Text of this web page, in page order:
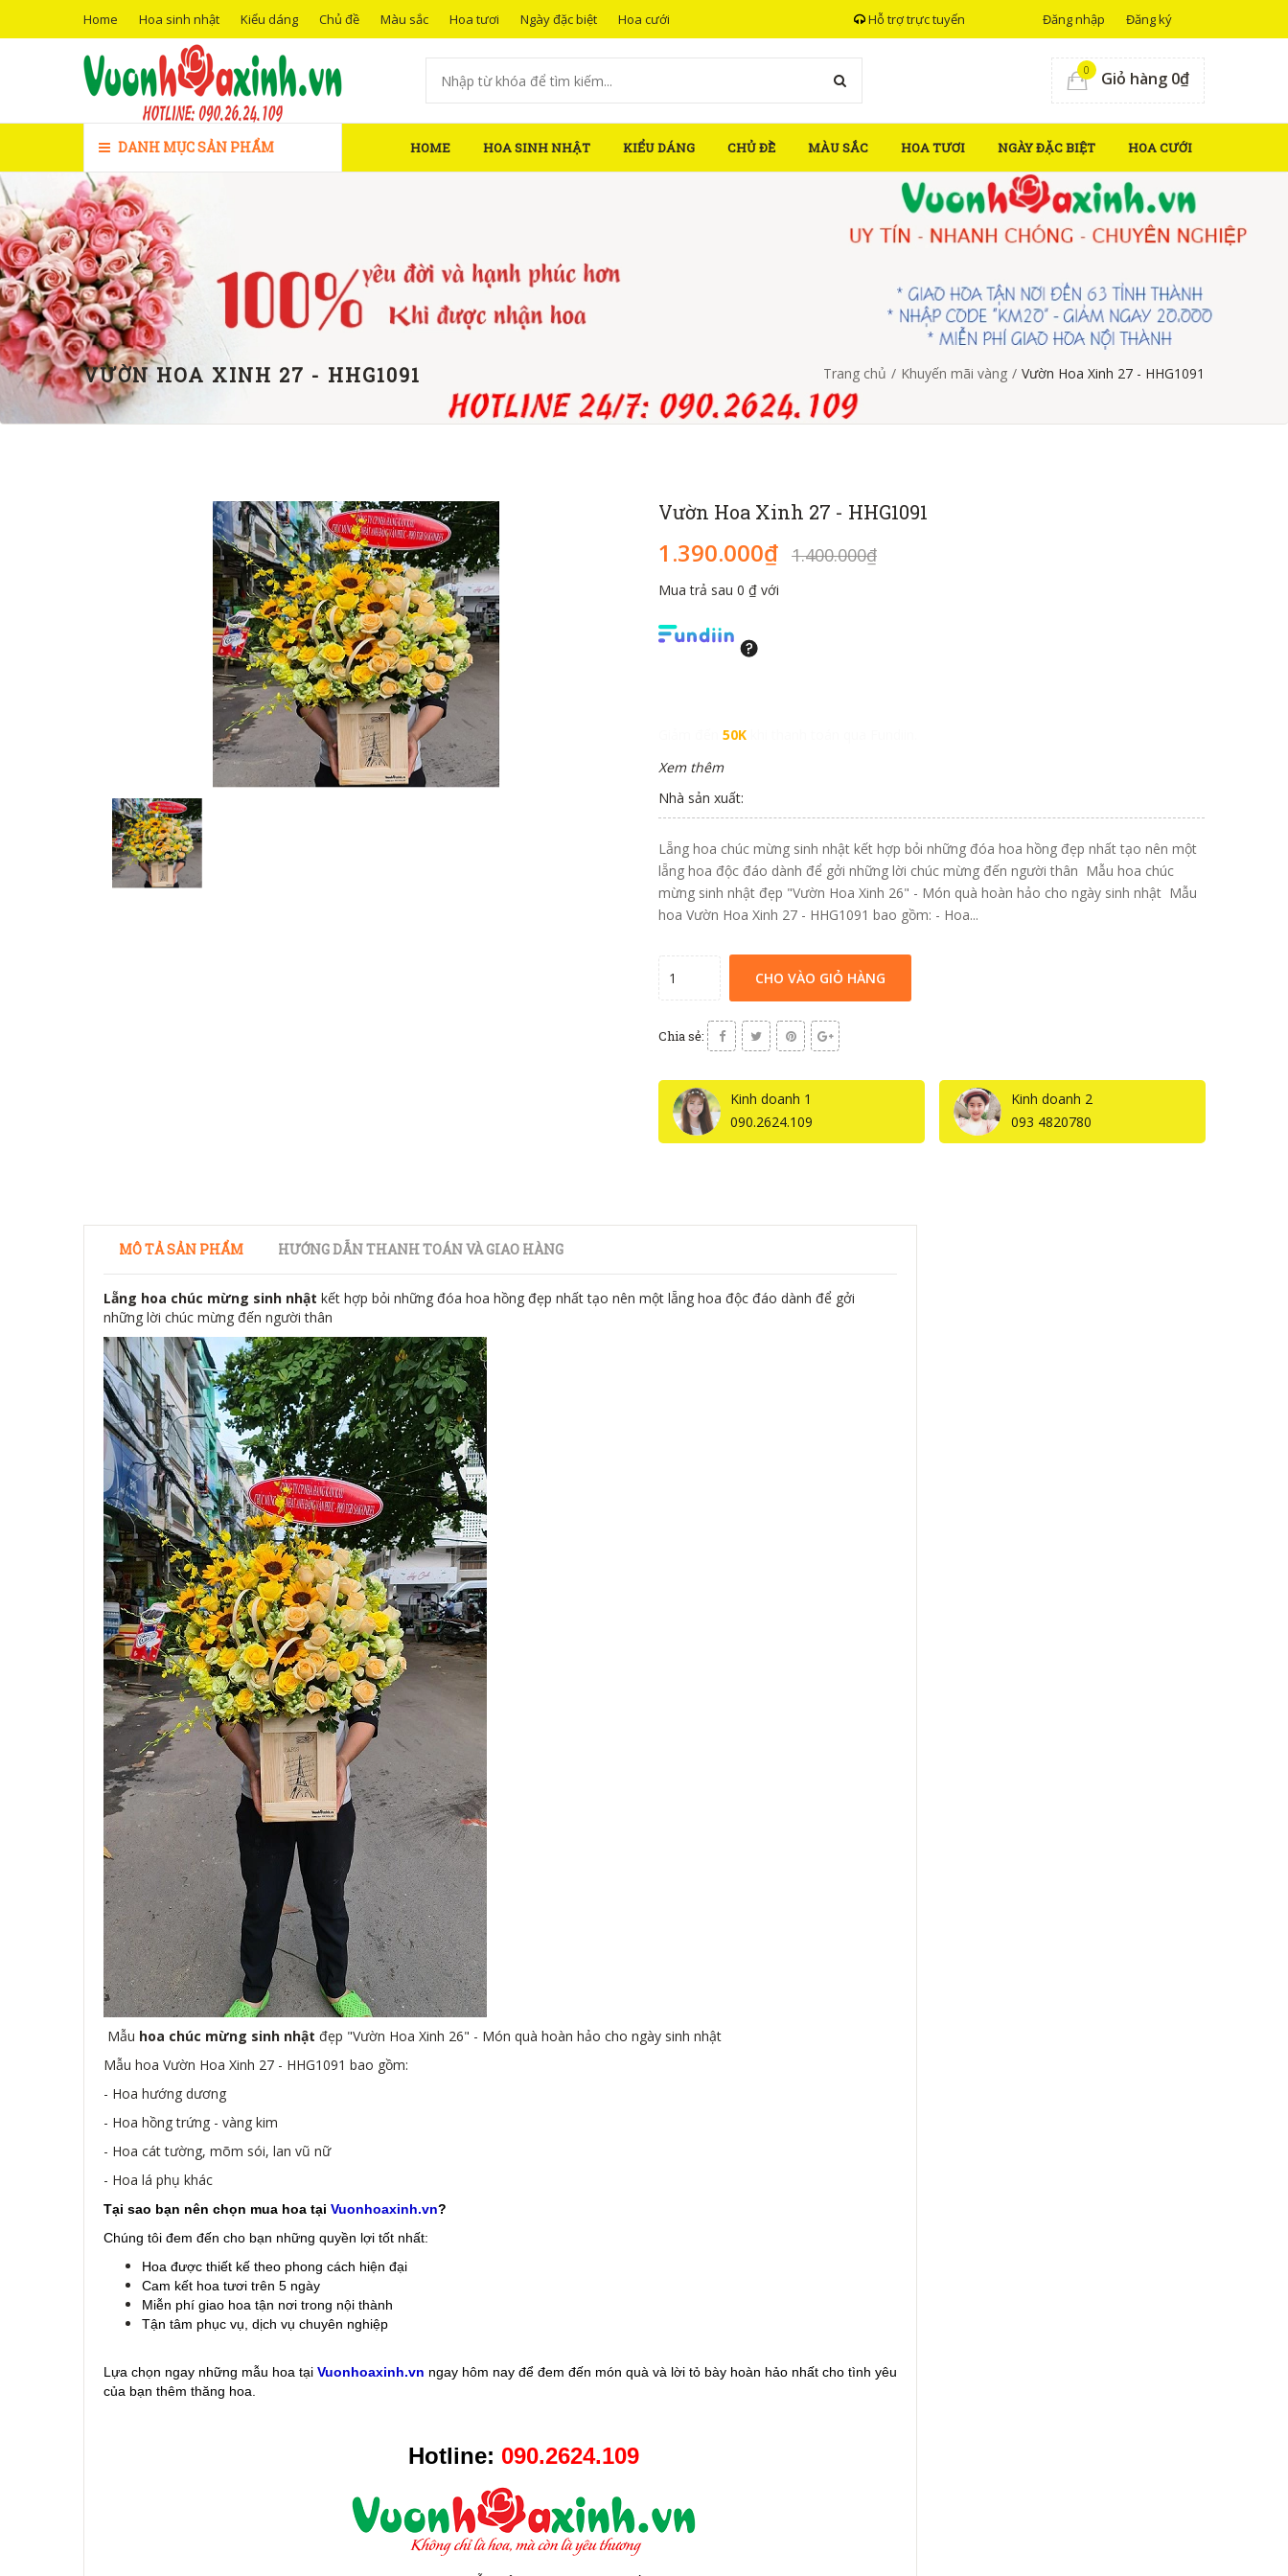
Home Hoa sinh nhật Kiểu dáng Chủ đề Màu sắc Hoa tươi Ngày đặc biệt Hoa cưới Hỗ trợ trực tuyến Đăng nhập Đăng ký
0 Giỏ hàng 0₫
DANH MỤC SẢN PHẨM HOME HOA SINH NHẬT KIỂU DÁNG CHỦ ĐỀ MÀU SẮC HOA TƯƠI NGÀY ĐẶC BIỆT HOA CƯỚI
VƯỜN HOA XINH 27 - HHG1091 Trang chủ / Khuyến mãi vàng / Vườn Hoa Xinh 27 - HHG1091
Vườn Hoa Xinh 27 - HHG1091
1.390.000₫ 1.400.000₫
Mua trả sau 0 ₫ với
50K
Xem thêm
Nhà sản xuất:
Lẵng hoa chúc mừng sinh nhật kết hợp bỏi những đóa hoa hồng đẹp nhất tạo nên một
lẵng hoa độc đáo dành để gởi những lời chúc mừng đến người thân Mẫu hoa chúc
mừng sinh nhật đẹp "Vườn Hoa Xinh 26" - Món quà hoàn hảo cho ngày sinh nhật Mẫu
hoa Vườn Hoa Xinh 27 - HHG1091 bao gồm: - Hoa...
CHO VÀO GIỎ HÀNG
Chia sẻ:
Kinh doanh 1
090.2624.109
Kinh doanh 2
093 4820780
MÔ TẢ SẢN PHẨM HƯỚNG DẪN THANH TOÁN VÀ GIAO HÀNG
Lẵng hoa chúc mừng sinh nhật kết hợp bỏi những đóa hoa hồng đẹp nhất tạo nên một lẵng hoa độc đáo dành để gởi
những lời chúc mừng đến người thân
Mẫu hoa chúc mừng sinh nhật đẹp "Vườn Hoa Xinh 26" - Món quà hoàn hảo cho ngày sinh nhật
Mẫu hoa Vườn Hoa Xinh 27 - HHG1091 bao gồm:
- Hoa hướng dương
- Hoa hồng trứng - vàng kim
- Hoa cát tường, mõm sói, lan vũ nữ
- Hoa lá phụ khác
Tại sao bạn nên chọn mua hoa tại Vuonhoaxinh.vn?
Chúng tôi đem đến cho bạn những quyền lợi tốt nhất:
Hoa được thiết kế theo phong cách hiện đại
Cam kết hoa tươi trên 5 ngày
Miễn phí giao hoa tận nơi trong nội thành
Tận tâm phục vụ, dịch vụ chuyên nghiệp
Lựa chọn ngay những mẫu hoa tại Vuonhoaxinh.vn ngay hôm nay để đem đến món quà và lời tỏ bày hoàn hảo nhất cho tình yêu
của bạn thêm thăng hoa.
Hotline: 090.2624.109